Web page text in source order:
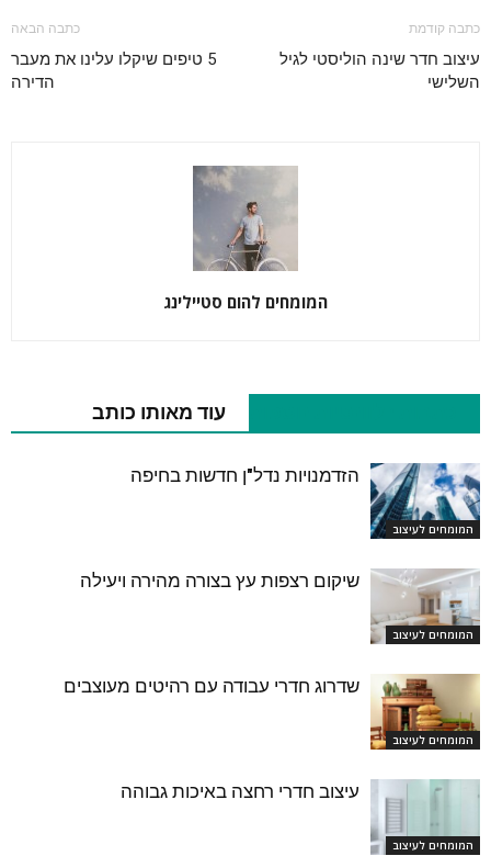
כתבה קודמת
עיצוב חדר שינה הוליסטי לגיל
השלישי
כתבה הבאה
5 טיפים שיקלו עלינו את מעבר
הדירה
המומחים להום סטיילינג
עוד מאותו כותב
המומחים לעיצוב
הזדמנויות נדל"ן חדשות בחיפה
המומחים לעיצוב
שיקום רצפות עץ בצורה מהירה ויעילה
המומחים לעיצוב
שדרוג חדרי עבודה עם רהיטים מעוצבים
המומחים לעיצוב
עיצוב חדרי רחצה באיכות גבוהה